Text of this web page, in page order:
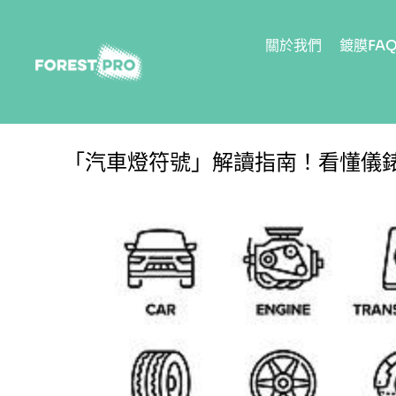
關於我們 鍍膜
「汽車燈符號」解讀指南！看懂